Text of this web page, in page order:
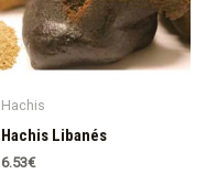
Hachis
Hachis Libanés
6.53€